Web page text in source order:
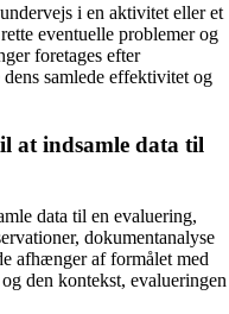
i en aktivitet eller et
eventuelle problemer og
foretages efter
samlede effektivitet og
at indsamle data til
data til en evaluering,
dokumentanalyse
afhænger af formålet med
den kontekst, evalueringen